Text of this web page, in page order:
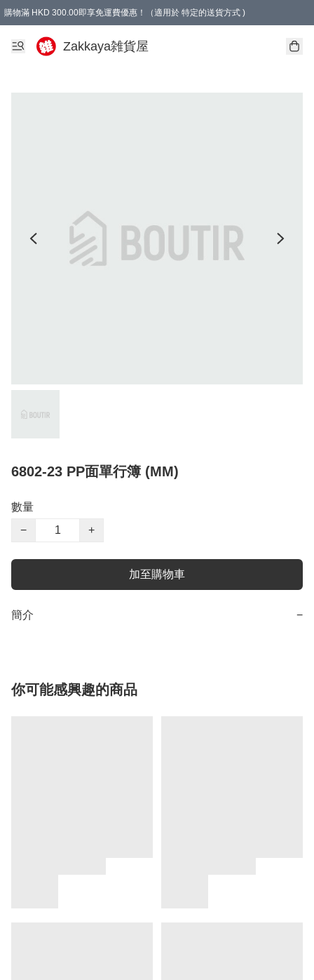
購物滿 HKD 300.00即享免運費優惠！（適用於 特定的送貨方式 )
Zakkaya雑貨屋
6802-23 PP面單行簿 (MM)
數量
−
+
加至購物車
簡介 −
你可能感興趣的商品